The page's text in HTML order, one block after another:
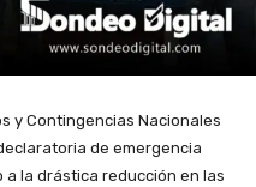
y Contingencias Nacionales
de emergencia
la drástica reducción en las